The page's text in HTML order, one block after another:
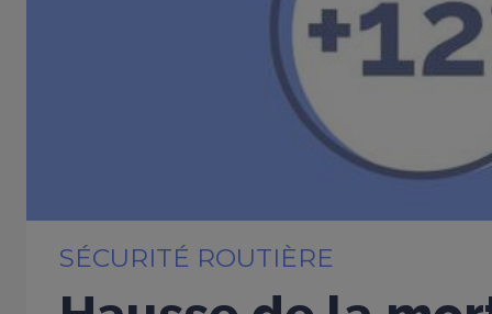
SÉCURITÉ ROUTIÈRE